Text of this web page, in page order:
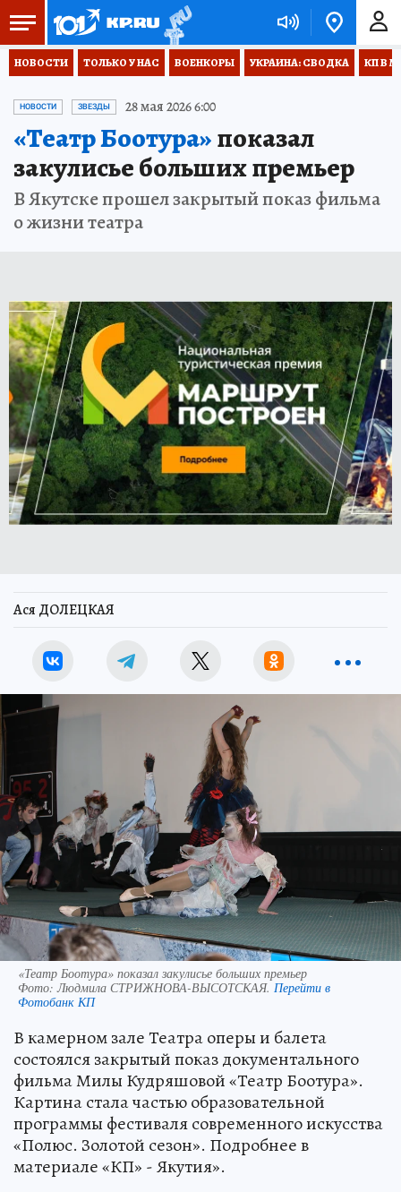
НОВОСТИ ТОЛЬКО У НАС ВОЕНКОРЫ УКРАИНА: СВОДКА КП В
НОВОСТИ ЗВЕЗДЫ 28 мая 2026 6:00
«Театр Боотура»показал
закулисье больших премьер
В Якутске прошел закрытый показ фильма
о жизни театра
Ася ДОЛЕЦКАЯ
«Театр Боотура» показал закулисье больших премьер
Фото:Людмила СТРИЖНОВА-ВЫСОТСКАЯ. Перейти в
Фотобанк КП
В камерном зале Театра оперы и балета
состоялся закрытый показ документального
фильма Милы Кудряшовой «Театр Боотура».
Картина стала частью образовательной
программы фестиваля современного искусства
«Полюс. Золотой сезон». Подробнее в
материале «КП» - Якутия».